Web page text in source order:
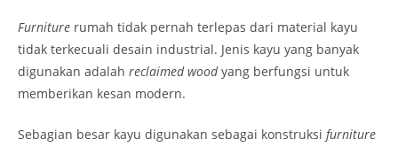
Furniture rumah tidak pernah terlepas dari material kayu
tidak terkecuali desain industrial. Jenis kayu yang banyak
digunakan adalah reclaimed woodyang berfungsi untuk
memberikan kesan modern.
Sebagian besar kayu digunakan sebagai konstruksi furniture